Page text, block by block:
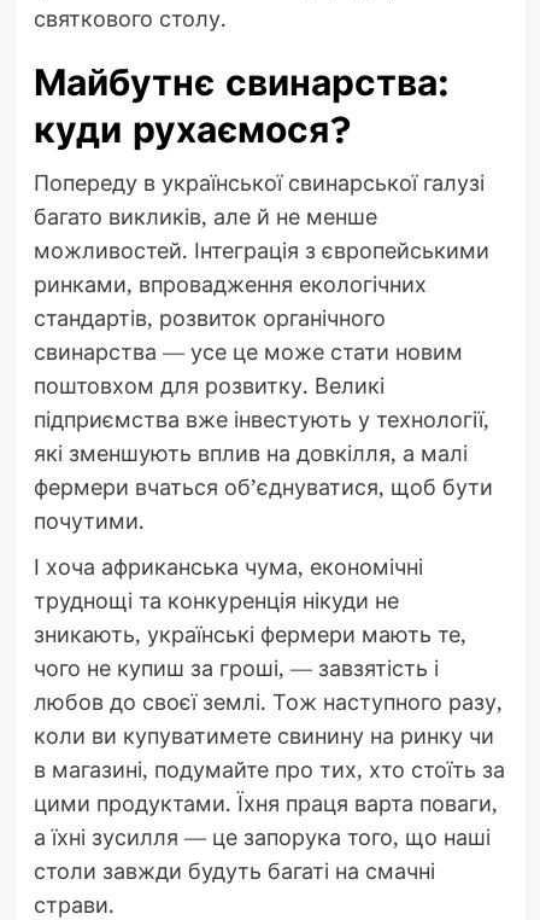
святкового столу.
Майбутнє свинарства:
куди рухаємося?
Попереду в української свинарської галузі
багато викликів, але й не менше
можливостей. Інтеграція з європейськими
ринками, впровадження екологічних
стандартів, розвиток органічного
свинарства — усе це може стати новим
поштовхом для розвитку. Великі
підприємства вже інвестують у технології,
які зменшують вплив на довкілля, а малі
фермери вчаться об’єднуватися, щоб бути
почутими.
І хоча африканська чума, економічні
труднощі та конкуренція нікуди не
зникають, українські фермери мають те,
чого не купиш за гроші, — завзятість і
любов до своєї землі. Тож наступного разу,
коли ви купуватимете свинину на ринку чи
в магазині, подумайте про тих, хто стоїть за
цими продуктами. Їхня праця варта поваги,
а їхні зусилля — це запорука того, що наші
столи завжди будуть багаті на смачні
страви.